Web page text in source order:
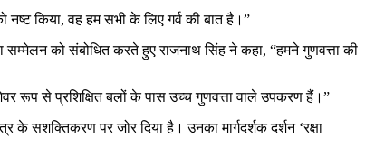
नष्ट किया, वह हम सभी के लिए गर्व की बात है।”
सम्मेलन को संबोधित करते हुए राजनाथ सिंह ने कहा, “हमने गुणवत्ता की
रूप से प्रशिक्षित बलों के पास उच्च गुणवत्ता वाले उपकरण हैं।”
के सशक्तिकरण पर जोर दिया है। उनका मार्गदर्शक दर्शन ‘रक्षा